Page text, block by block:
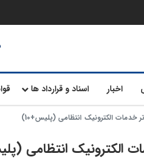
اخبار اسناد و قرارداد ها
خدمات الکترونیک انتظامی (پلیس+10)
انتظامی (پلیس+10) استان فارس